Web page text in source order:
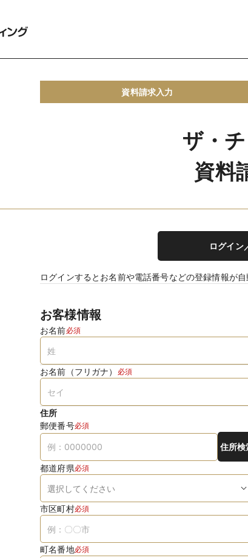
資料請求入力
ザ・
資料
ログイン
ログインするとお名前や電話番号などの登録情報が自
お客様情報
お名前必須
お名前（フリガナ） 必須
住所
郵便番号必須
住所検
都道府県必須
市区町村必須
町名番地必須